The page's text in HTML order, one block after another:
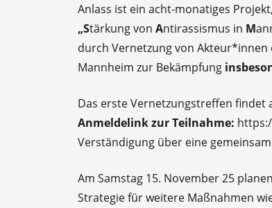
Anlass ist ein acht-monatiges
„Stärkung von Antirassismus in M
durch Vernetzung von
Mannheim zur Bekämpfung
Das erste Vernetzungstreffen findet
Anmeldelink zur Teilnahme:
Verständigung über eine
Am Samstag 15. November 25
Strategie für weitere Maßnahmen